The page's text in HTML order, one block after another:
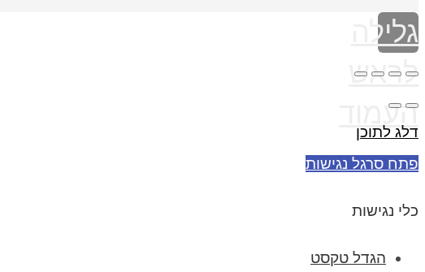
גלילה
לראש
העמוד
דלג לתוכן
פתח סרגל נגישות
כלי נגישות
הגדל טקסט